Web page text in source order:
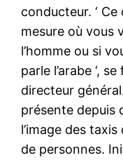
conducteur. ‘
mesure où vous
l’homme ou si
parle l’arabe ‘,
directeur
présente depuis
l’image des
de personnes.